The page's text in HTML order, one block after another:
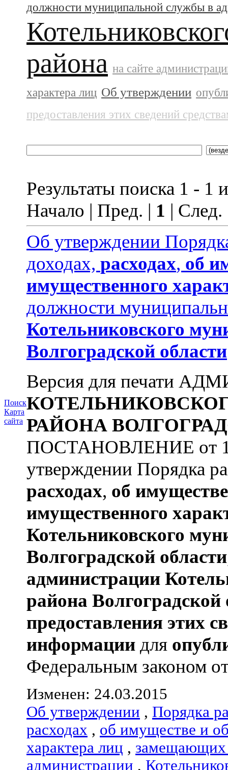
Поиск
Карта
сайта
должности муниципальной службы в
района на сайте
характера лиц Об утверждении
предоставления этих сведений
Результаты поиска 1 - 1
Начало | Пред. | 1 |
Об утверждении
доходах, расходах, об
имущественного
должности
Котельниковского
Волгоградской области
Версия для печати
РАЙОНА
ПОСТАНОВЛЕНИЕ от
утверждении Порядка
расходах, об
имущественного
Котельниковского
Волгоградской области
администрации
района Волгоградской
предоставления этих
информации для
Федеральным законом
Изменен: 24.03.2015
Об утверждении , Порядка
расходах , об имуществе и
характера лиц , замещающих
администрации ,